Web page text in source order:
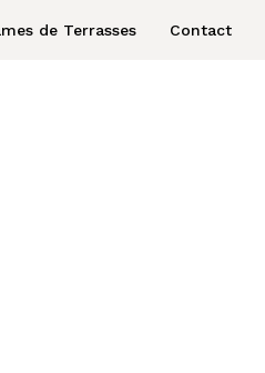
de Terrasses Contact